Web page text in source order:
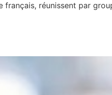
réunissent par